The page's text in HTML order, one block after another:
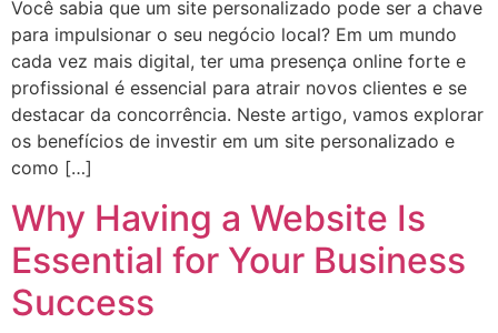
Você sabia que um site personalizado pode ser a chave
para impulsionar o seu negócio local? Em um mundo
cada vez mais digital, ter uma presença online forte e
profissional é essencial para atrair novos clientes e se
destacar da concorrência. Neste artigo, vamos explorar
os benefícios de investir em um site personalizado e
como […]
Why Having a Website Is
Essential for Your Business
Success